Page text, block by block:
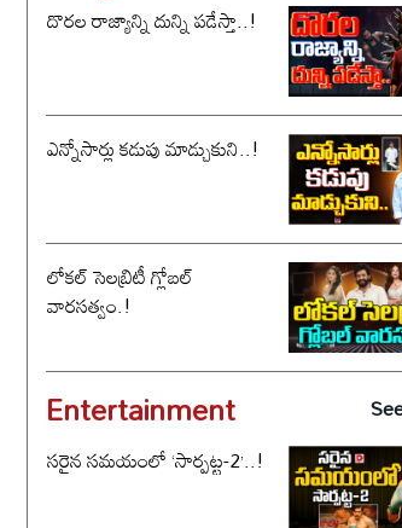
దొరల రాజ్యాన్ని దున్ని పడేస్తా..!
ఎన్నోసార్లు కడుపు మాడ్చుకుని..!
లోకల్ సెలబ్రిటీ గ్లోబల్
వారసత్వం.!
Entertainment
సరైన సమయంలో ‘సార్పట్ట-2’..!